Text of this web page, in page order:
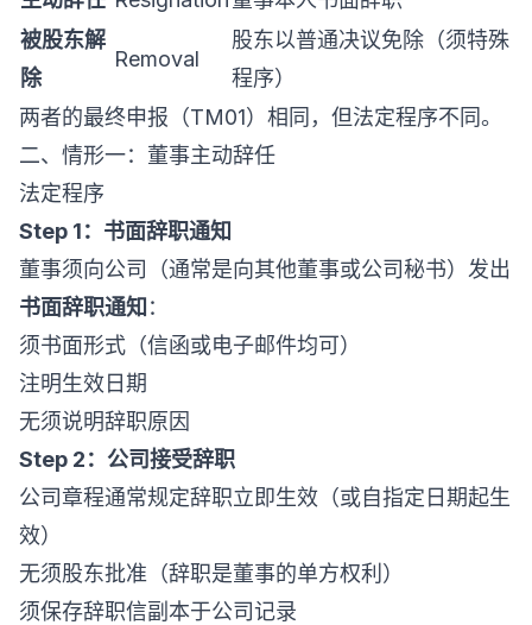
被股东解
除
Removal
股东以普通决议免除（须特殊
程序）
两者的最终申报（TM01）相同，但法定程序不同。
二、情形一：董事主动辞任
法定程序
Step 1：书面辞职通知
董事须向公司（通常是向其他董事或公司秘书）发出
书面辞职通知 ：
须书面形式（信函或电子邮件均可）
注明生效日期
无须说明辞职原因
Step 2：公司接受辞职
公司章程通常规定辞职立即生效（或自指定日期起生
效）
无须股东批准（辞职是董事的单方权利）
须保存辞职信副本于公司记录